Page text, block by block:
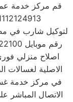
قم مركز خدمة
01112124913 وفي حال انشغال الرقم
لتوكيل شارب في
رقم موبايل 01096922100 فنحن دائما نسعد بتلقى اتصالاتكم
اصلاح منزلي
الاصلية
في مركز خدمة
الاتصال المباشر